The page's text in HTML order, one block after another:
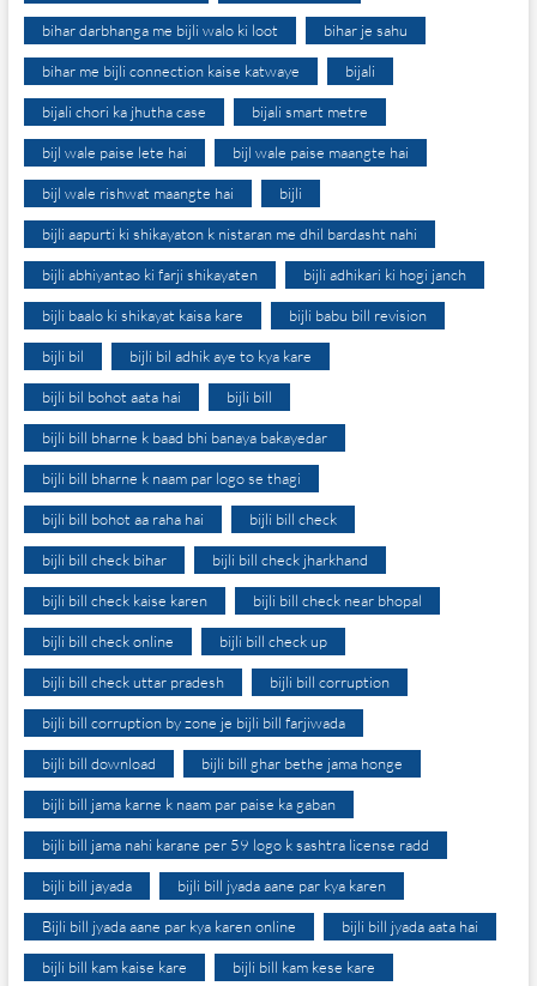
bihar darbhanga me bijli walo ki loot bihar je sahu
bihar me bijli connection kaise katwaye bijali
bijali chori ka jhutha case bijali smart metre
bijl wale paise lete hai bijl wale paise maangte hai
bijl wale rishwat maangte hai bijli
bijli aapurti ki shikayaton k nistaran me dhil bardasht nahi
bijli abhiyantao ki farji shikayaten bijli adhikari ki hogi janch
bijli baalo ki shikayat kaisa kare bijli babu bill revision
bijli bil bijli bil adhik aye to kya kare
bijli bil bohot aata hai bijli bill
bijli bill bharne k baad bhi banaya bakayedar
bijli bill bharne k naam par logo se thagi
bijli bill bohot aa raha hai bijli bill check
bijli bill check bihar bijli bill check jharkhand
bijli bill check kaise karen bijli bill check near bhopal
bijli bill check online bijli bill check up
bijli bill check uttar pradesh bijli bill corruption
bijli bill corruption by zone je bijli bill farjiwada
bijli bill download bijli bill ghar bethe jama honge
bijli bill jama karne k naam par paise ka gaban
bijli bill jama nahi karane per 59 logo k sashtra license radd
bijli bill jayada bijli bill jyada aane par kya karen
Bijli bill jyada aane par kya karen online bijli bill jyada aata hai
bijli bill kam kaise kare bijli bill kam kese kare